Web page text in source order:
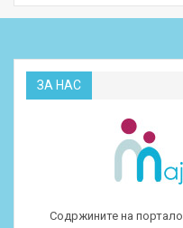
ЗА НАС
Содржините на